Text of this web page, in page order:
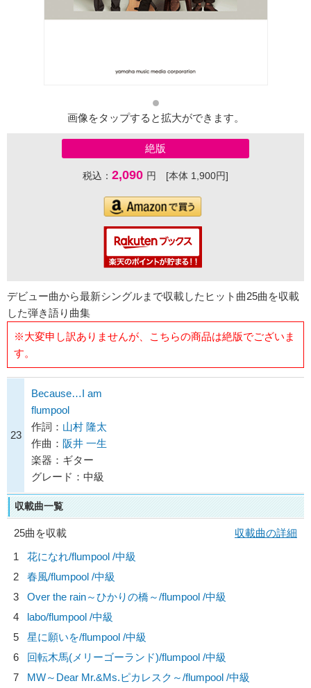
画像をタップすると拡大ができます。
絶版
税込： 2,090 円 [本体 1,900円]
デビュー曲から最新シングルまで収載したヒット曲25曲を収載
した弾き語り曲集
※大変申し訳ありませんが、こちらの商品は絶版でございま
す。
23
Because…I am
flumpool
作詞： 山村 隆太
作曲： 阪井 一生
楽器：ギター
グレード：中級
収載曲一覧
25曲を収載
収載曲の詳細
1
花になれ/flumpool /中級
2
春風/flumpool /中級
3
Over the rain～ひかりの橋～/flumpool /中級
4
labo/flumpool /中級
5
星に願いを/flumpool /中級
6
回転木馬(メリーゴーランド)/flumpool /中級
7
MW～Dear Mr.&Ms.ピカレスク～/flumpool /中級